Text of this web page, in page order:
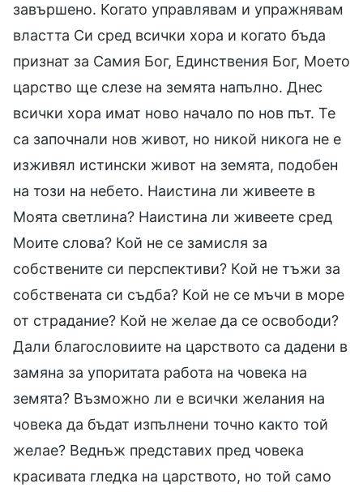
завършено. Когато управлявам и упражнявам
властта Си сред всички хора и когато бъда
признат за Самия Бог, Единствения Бог, Моето
царство ще слезе на земята напълно. Днес
всички хора имат ново начало по нов път. Те
са започнали нов живот, но никой никога не е
изживял истински живот на земята, подобен
на този на небето. Наистина ли живеете в
Моята светлина? Наистина ли живеете сред
Моите слова? Кой не се замисля за
собствените си перспективи? Кой не тъжи за
собствената си съдба? Кой не се мъчи в море
от страдание? Кой не желае да се освободи?
Дали благословиите на царството са дадени в
замяна за упоритата работа на човека на
земята? Възможно ли е всички желания на
човека да бъдат изпълнени точно както той
желае? Веднъж представих пред човека
красивата гледка на царството, но той само